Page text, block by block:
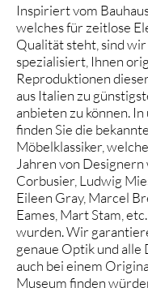
Inspiriert vom
welches für zeitlose
Qualität steht, sind
spezialisiert, Ihnen
Reproduktionen
aus Italien zu
anbieten zu können.
finden Sie die
Möbelklassiker,
Jahren von Designern
Corbusier, Ludwig
Eileen Gray, Marcel
Eames, Mart Stam,
wurden. Wir
genaue Optik und alle
auch bei einem
Museum finden